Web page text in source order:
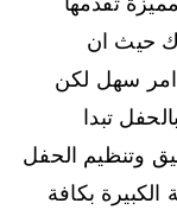
حيث ان
امر سهل لكن
تبدا
وتنظيم الحفل
بكافة